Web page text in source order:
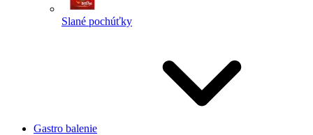
Slané pochúťky
Gastro balenie